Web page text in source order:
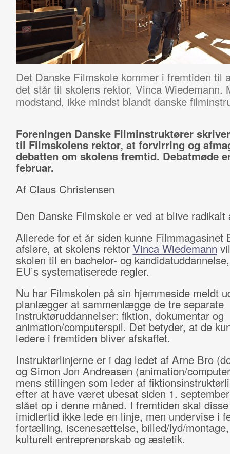
Det Danske Filmskole kommer i fremtiden til
det står til skolens rektor, Vinca Wiedemann.
modstand, ikke mindst blandt danske
Foreningen Danske Filminstruktører
til Filmskolens rektor, at forvirring og
debatten om skolens fremtid. Debatmøde
februar.
Af Claus Christensen
Den Danske Filmskole er ved at blive
Allerede for et år siden kunne Filmmagasinet
afsløre, at skolens rektor Vinca Wiedemann
skolen til en bachelor- og
EU’s systematiserede regler.
Nu har Filmskolen på sin hjemmeside meldt
planlægger at sammenlægge de tre separate
instruktøruddannelser: fiktion, dokumentar og
animation/computerspil. Det betyder, at de
ledere i fremtiden bliver afskaffet.
Instruktørlinjerne er i dag ledet af Arne Bro
og Simon Jon Andreasen (animation/
mens stillingen som leder af
efter at have været ubesat siden 1.
slået op i denne måned. I fremtiden skal
imidlertid ikke lede en linje, men undervise i
fortælling, iscenesættelse, billed/lyd/
kulturelt entreprenørskab og æstetik.